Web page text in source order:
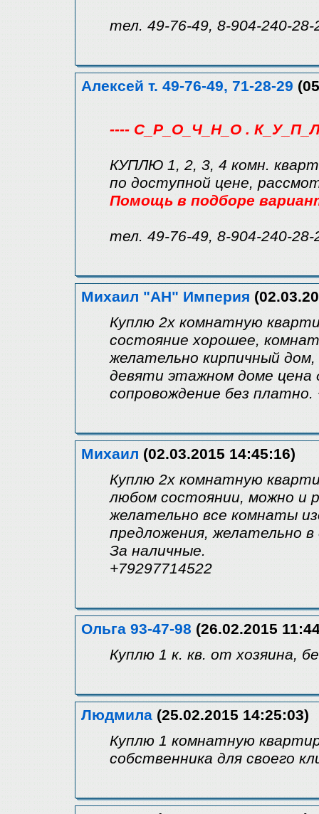
тел. 49-76-49, 8-904-240-28-
Алексей т. 49-76-49, 71-28-29
---- С_Р_О_Ч_Н_О .
КУПЛЮ 1, 2, 3, 4 комн.
по доступной цене,
Помощь в подборе
тел. 49-76-49, 8-904-240-28-
Михаил "АН" Империя
Куплю 2х комнатную
состояние хорошее,
желательно кирпичный
девяти этажном доме цена
сопровождение без платно.
Михаил (02.03.2015 14:45:16)
Куплю 2х комнатную
любом состоянии, можно и
желательно все комнаты
предложения, желательно
За наличные.
+79297714522
Ольга 93-47-98 (26.02.2015
Куплю 1 к. кв. от хозяина,
Людмила (25.02.2015 14:25:03)
Куплю 1 комнатную
собственника для своего